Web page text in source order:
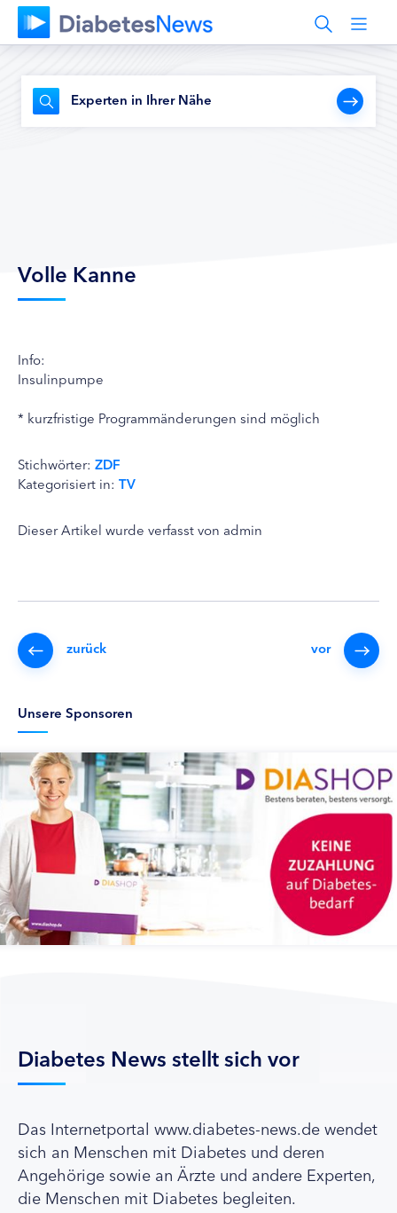
Experten in Ihrer Nähe
Volle Kanne
Info:
Insulinpumpe
* kurzfristige Programmänderungen sind möglich
Stichwörter: ZDF
Kategorisiert in: TV
Dieser Artikel wurde verfasst von admin
zurück vor
Unsere Sponsoren
Diabetes News stellt sich vor
Das Internetportal www.diabetes-news.de wendet
sich an Menschen mit Diabetes und deren
Angehörige sowie an Ärzte und andere Experten,
die Menschen mit Diabetes begleiten.